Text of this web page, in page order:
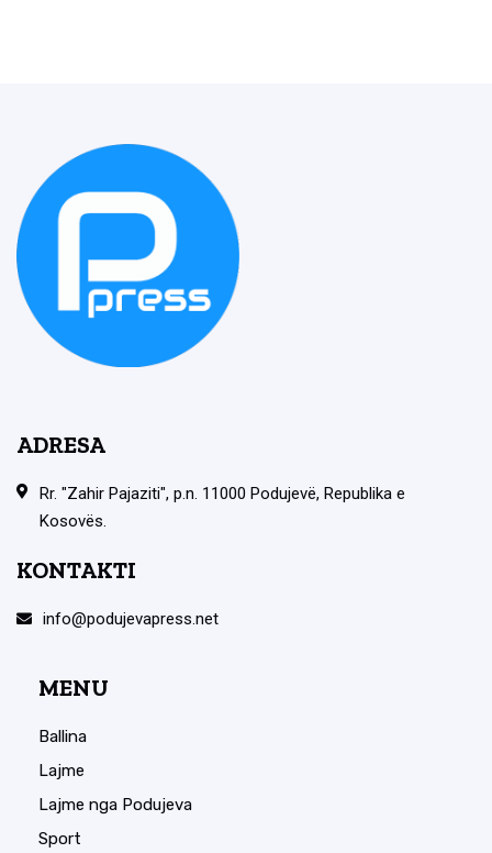
ADRESA
Rr. "Zahir Pajaziti", p.n. 11000 Podujevë, Republika e
Kosovës.
KONTAKTI
info@podujevapress.net
MENU
Ballina
Lajme
Lajme nga Podujeva
Sport